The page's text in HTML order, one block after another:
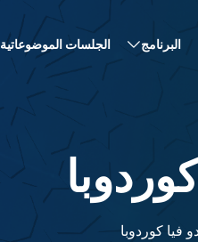
البرنامج الجلسات الموضوعاتية
فيا كوردوبا